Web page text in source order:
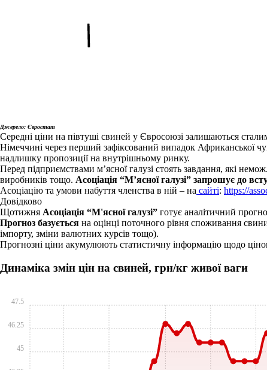
Джерело: Євростат
Середні ціни на півтуші свиней у Євросоюзі залишаються
Німеччині через перший зафіксований випадок Африканської
надлишку пропозиції на внутрішньому ринку.
Перед підприємствами м’ясної галузі стоять завдання, які
виробників тощо. Асоціація “М’ясної галузі” запрошує до
Асоціацію та умови набуття членства в ній – на сайті: https://
Довідково
Щотижня Асоціація “М'ясної галузі” готує аналітичний
Прогноз базується на оцінці поточного рівня споживання
імпорту, зміни валютних курсів тощо).
Прогнозні ціни акумулюють статистичну інформацію щодо
Динаміка змін цін на свиней, грн/кг живої ваги
45
46.25
47.5